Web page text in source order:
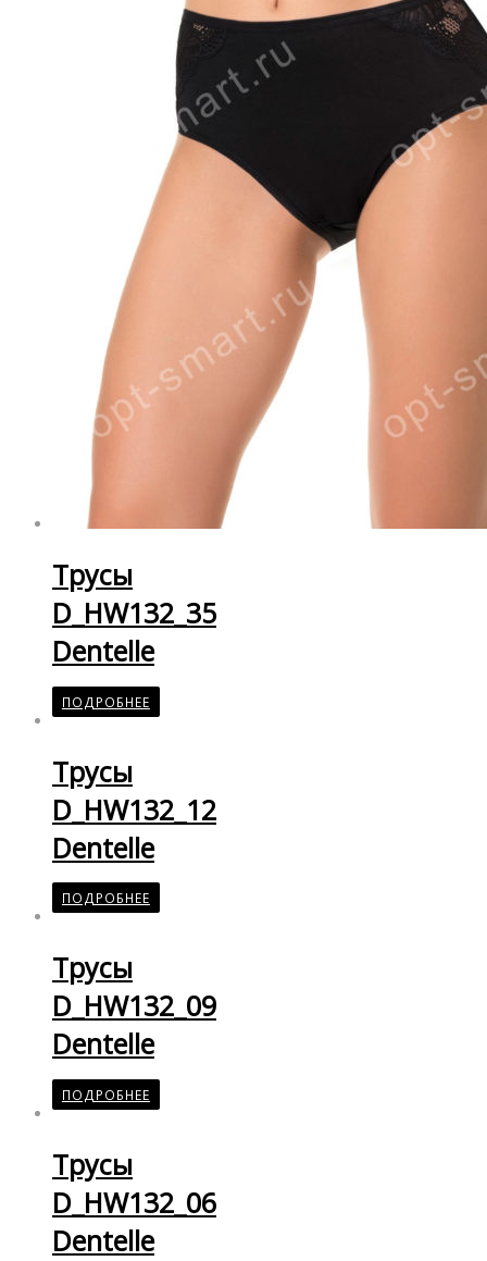
Трусы
D_HW132_35
Dentelle
ПОДРОБНЕЕ
Трусы
D_HW132_12
Dentelle
ПОДРОБНЕЕ
Трусы
D_HW132_09
Dentelle
ПОДРОБНЕЕ
Трусы
D_HW132_06
Dentelle